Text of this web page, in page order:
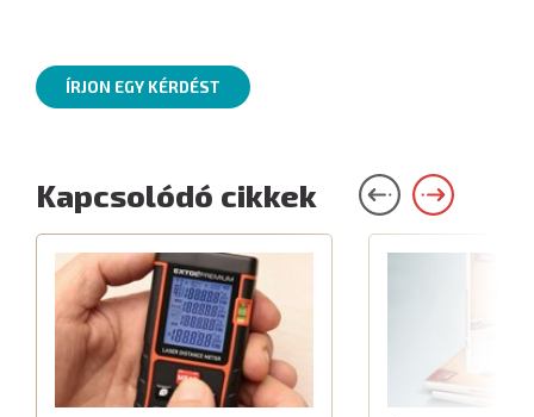
ÍRJON EGY KÉRDÉST
Kapcsolódó cikkek